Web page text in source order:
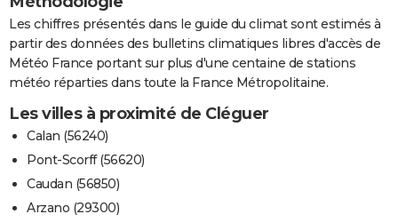
Les chiffres présentés dans le guide du climat sont estimés à
partir des données des bulletins climatiques libres d'accès de
Météo France portant sur plus d'une centaine de stations
météo réparties dans toute la France Métropolitaine.
Les villes à proximité de Cléguer
Calan (56240)
Pont-Scorff (56620)
Caudan (56850)
Arzano (29300)